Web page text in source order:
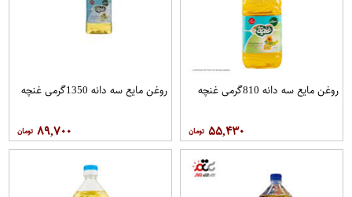
روغن مايع سه دانه 810گرمی غنچه
۵۵,۴۳۰
روغن مايع سه دانه 1350گرمی غنچه
۸۹,۷۰۰